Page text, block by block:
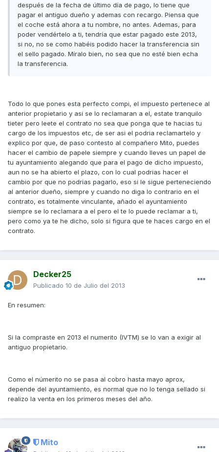
después de la fecha de último día de pago, lo tiene que
pagar el antiguo dueño y ademas con recargo. Piensa que
el coche está ahora a tu nombre, no antes. Ademas, para
poder vendértelo a ti, tendría que estar pagado este 2013,
si no, no se como habéis podido hacer la transferencia sin
el sello pagado. Míralo bien, no sea que no esté bien echa
la transferencia.
Todo lo que pones esta perfecto compi, el impuesto pertenece al
anterior propietario y asi se lo reclamaran a el, estate tranquilo
tieter pero leete el contrato no sea que ponga que te hacias tu
cargo de los impuestos etc, de ser asi el podria reclamartelo y
explico por que, de paso contesto al compañero Mito, puedes
hacer el cambio de papele siempre y cuando lleves un papel de
tu ayuntamiento alegando que para el pago de dicho impuesto,
aun no se ha abierto el plazo, con lo cual podrias hacer el
cambio por que no podrias pagarlo, eso si le sigue perteneciendo
al anterior dueño, siempre y cuando no diga lo contrario en el
contrato, es totalmente vinculante, añado el ayuntamiento
siempre se lo reclamara a el pero el te lo puede reclamar a ti,
pero como ya te he dicho, solo si figura que te haces cargo en el
contrato.
Decker25
Publicado 10 de Julio del 2013
En resumen:
Si la compraste en 2013 el numerito (IVTM) se lo van a exigir al
antiguo propietario.
Como el númerito no se pasa al cobro hasta mayo aprox,
depende del ayuntamiento, es normal que no lo tenga sellado si
realizo la venta en los primeros meses del año.
Mito